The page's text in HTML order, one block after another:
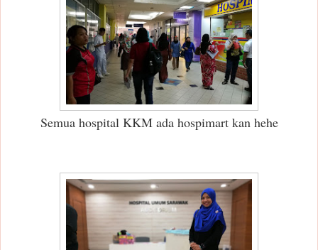
Semua hospital KKM ada hospimart kan hehe